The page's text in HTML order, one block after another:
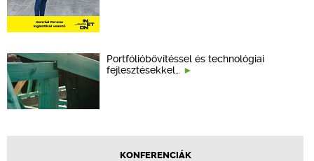
Portfólióbővítéssel és technológiai
fejlesztésekkel…
KONFERENCIÁK